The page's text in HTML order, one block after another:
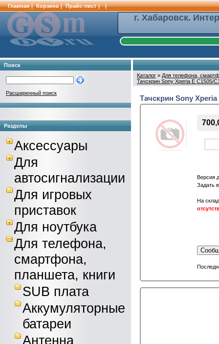
Главная | Корзина | Прайс-лист | |
г. Хабаровск.
Поиск
Расширенный поиск
Разделы
Аксессуары
Для
автосигнализации
Для игровых
приставок
Для ноутбука
Для телефона,
смартфона,
планшета, книги
SUB плата
Аккумуляторные
батареи
Антенна
Каталог » Для телефона,
Тачскрин Sony Xperia E C1505/
Тачскрин Sony
Версия
Задать
На